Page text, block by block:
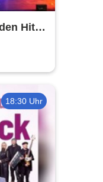
Hits
- 2027
18:30 Uhr